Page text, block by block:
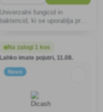
Univerzalni fungicid in
baktericid, ki se uporablja proti
vinske trte in drugih poljščin.
Na zalogi 1 kos
Lahko imate pojutri, 11.08.
Novo